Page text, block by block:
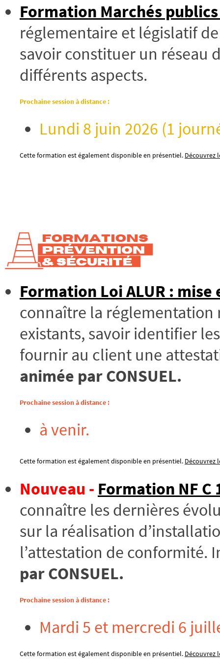
Formation Marchés
réglementaire et législatif
savoir constituer un réseau
différents aspects.
Prochaine session à distance :
Lundi 8 juin 2026 (1
Cette formation est également disponible en présentiel. Découvrez
Formation Loi ALUR :
connaître la réglementation
existants, savoir identifier
fournir au client une
animée par CONSUEL.
Prochaine session à distance :
à venir.
Cette formation est également disponible en présentiel. Découvrez
Nouveau - Formation NF
connaître les dernières
sur la réalisation
l’attestation de conformité.
par CONSUEL.
Prochaine session à distance :
Mardi 5 et mercredi 6
Cette formation est également disponible en présentiel. Découvrez